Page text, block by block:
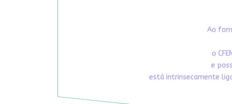
Ao
o
e
está intrinsecamente